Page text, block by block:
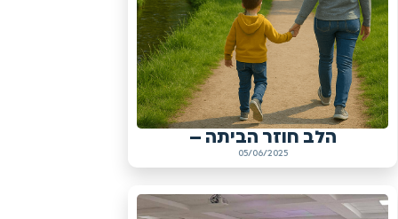
הלב חוזר הביתה –
05/06/2025